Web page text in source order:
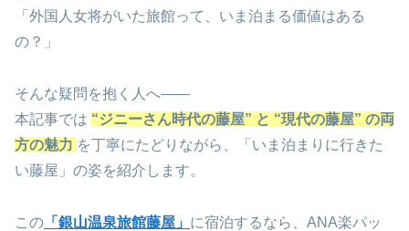
「外国人女将がいた旅館って、いま泊まる価値はある
の？」
そんな疑問を抱く人へ――
本記事では “ジニーさん時代の藤屋” と “現代の藤屋” の両
方の魅力 を丁寧にたどりながら、「いま泊まりに行きた
い藤屋」の姿を紹介します。
この 「銀山温泉旅館藤屋」 に宿泊するなら、ANA楽パッ